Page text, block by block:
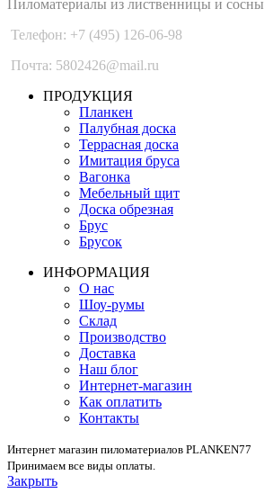
Пиломатериалы из лиственницы и сосны
Телефон: +7 (495) 126-06-98
Почта: 5802426@mail.ru
ПРОДУКЦИЯ
Планкен
Палубная доска
Террасная доска
Имитация бруса
Вагонка
Мебельный щит
Доска обрезная
Брус
Брусок
ИНФОРМАЦИЯ
О нас
Шоу-румы
Склад
Производство
Доставка
Наш блог
Интернет-магазин
Как оплатить
Контакты
Интернет магазин пиломатериалов PLANKEN77
Принимаем все виды оплаты.
Закрыть